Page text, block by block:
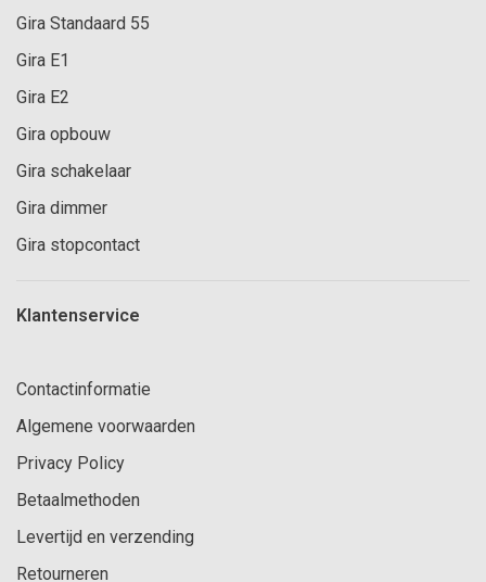
Gira Standaard 55
Gira E1
Gira E2
Gira opbouw
Gira schakelaar
Gira dimmer
Gira stopcontact
Klantenservice
Contactinformatie
Algemene voorwaarden
Privacy Policy
Betaalmethoden
Levertijd en verzending
Retourneren